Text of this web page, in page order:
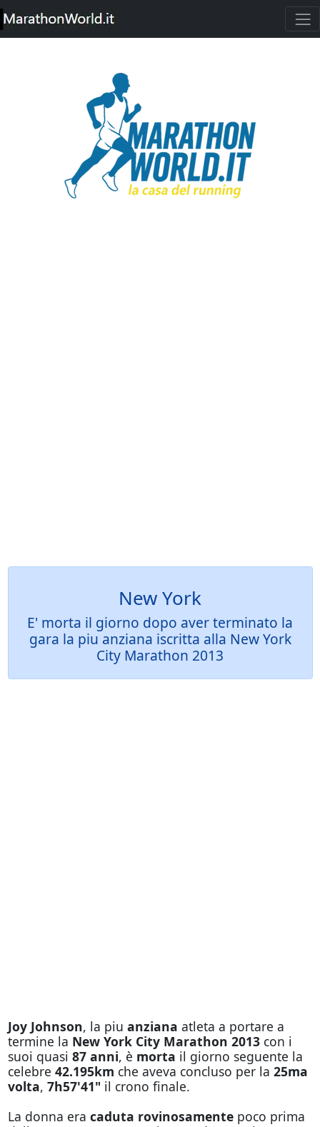
New York
E' morta il giorno dopo aver terminato la
gara la piu anziana iscritta alla New York
City Marathon 2013
Joy Johnson, la piu anziana atleta a portare a
termine la New York City Marathon 2013con i
suoi quasi 87 anni, è morta il giorno seguente la
celebre 42.195km che aveva concluso per la 25ma
volta, 7h57'41" il crono finale.
La donna era caduta rovinosamentepoco prima